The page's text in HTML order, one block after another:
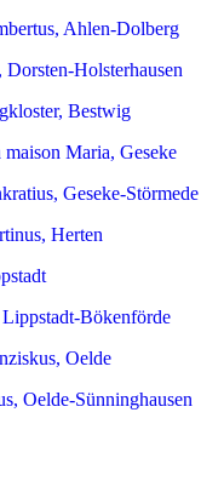
Ahlen-Dolberg
Dorsten-Holsterhausen
Bestwig
maison Maria, Geseke
Geseke-Störmede
Herten
Bökenförde
Oelde
Oelde-Sünninghausen